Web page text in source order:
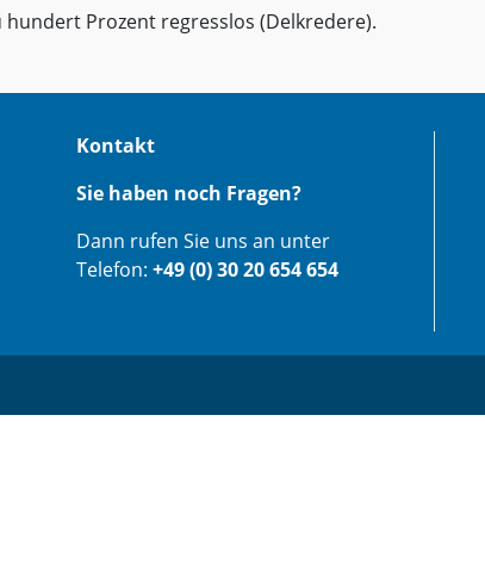
Prozent regresslos (Delkredere).
Kontakt
Sie haben noch Fragen?
Dann rufen Sie uns an unter
Telefon: +49 (0) 30 20 654 654